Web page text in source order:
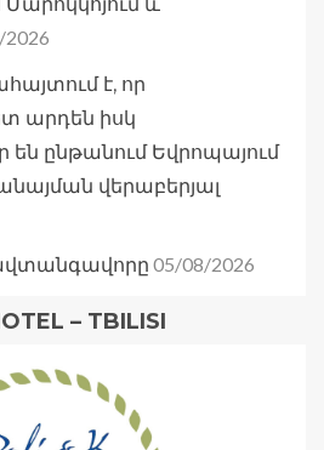
է, որ
արդեն իսկ
են ընթանում Եվրոպայում
վերաբերյալ
05/08/2026
– TBILISI